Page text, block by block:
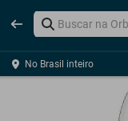
No Brasil inteiro